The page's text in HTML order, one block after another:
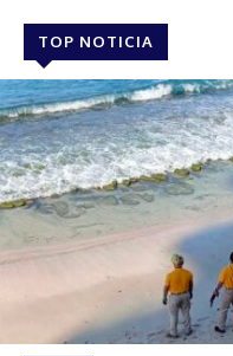
TOP NOTICIA